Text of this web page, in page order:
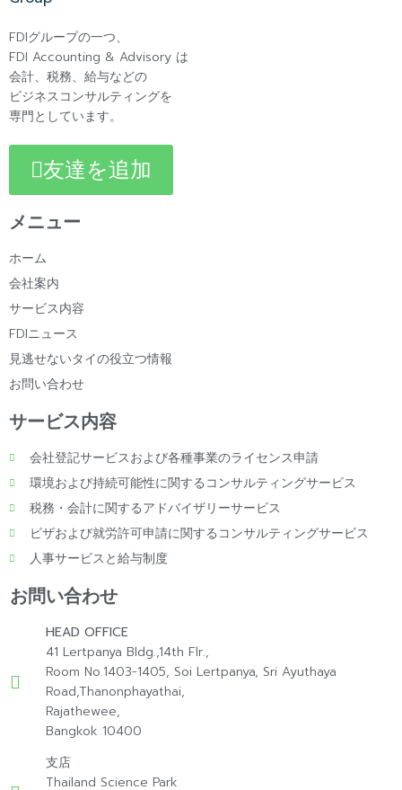
FDIグループの一つ、
FDI Accounting & Advisory は
会計、税務、給与などの
ビジネスコンサルティングを
専門としています。
友達を追加
メニュー
ホーム
会社案内
サービス内容
FDIニュース
見逃せないタイの役立つ情報
お問い合わせ
サービス内容
会社登記サービスおよび各種事業のライセンス申請
環境および持続可能性に関するコンサルティングサービス
税務・会計に関するアドバイザリーサービス
ビザおよび就労許可申請に関するコンサルティングサービス
人事サービスと給与制度
お問い合わせ
HEAD OFFICE
41 Lertpanya Bldg.,14th Flr.,
Room No.1403-1405, Soi Lertpanya, Sri Ayuthaya
Road,Thanonphayathai,
Rajathewee,
Bangkok 10400
支店
Thailand Science Park